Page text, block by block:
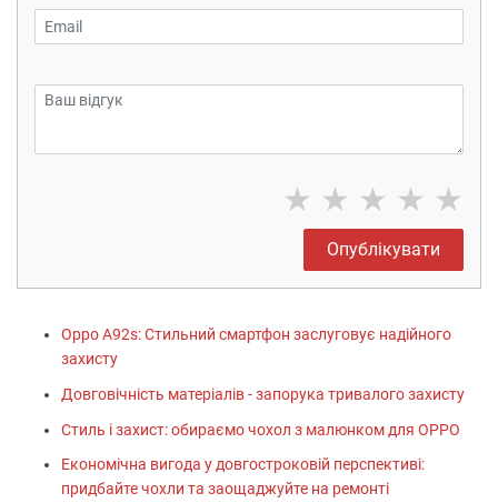
★ ★ ★ ★ ★
Опублікувати
Oppo A92s: Стильний смартфон заслуговує надійного
захисту
Довговічність матеріалів - запорука тривалого захисту
Стиль і захист: обираємо чохол з малюнком для OPPO
Економічна вигода у довгостроковій перспективі:
придбайте чохли та заощаджуйте на ремонті